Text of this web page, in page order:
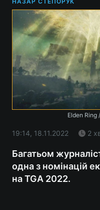
Elden Ring
19:14, 18.11.2022 2
Багатьом
одна з номінацій
на TGA 2022.